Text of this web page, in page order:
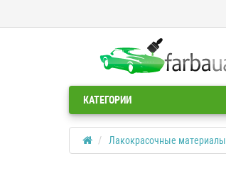
КАТЕГОРИИ
Лакокрасочные материалы